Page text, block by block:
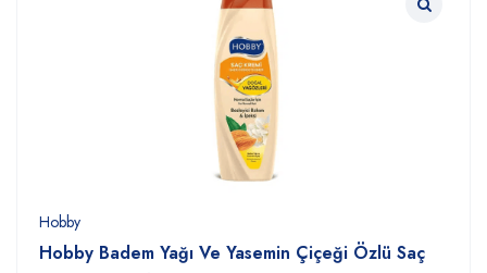
Hobby
Hobby Badem Yağı Ve Yasemin Çiçeği Özlü Saç